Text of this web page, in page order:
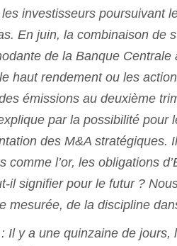
les investisseurs poursuivant
En juin, la combinaison de
de la Banque
haut rendement ou les
émissions au deuxième
par la possibilité
des M&A stratégiques.
comme l’or, les obligations
il signifier pour le futur ?
mesurée, de la discipline
: Il y a une quinzaine de